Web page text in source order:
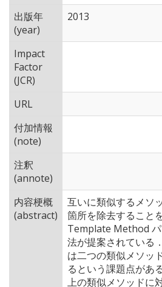
出版年
(year)
2013
Impact
Factor
(JCR)
URL
付加情報
(note)
注釈
(annote)
内容梗概
(abstract)
互いに類似するメソ
箇所を除去すること
Template Method
法が提案されている
は二つの類似メソッ
るという課題点があ
上の類似メソッドに